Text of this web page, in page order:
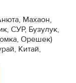
Махаон,
СУР, Бузулук,
Орешек)
Китай,